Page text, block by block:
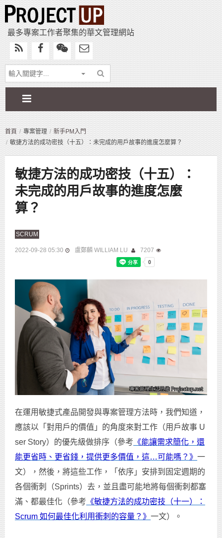
最多專案工作者聚集的華文管理網站
首頁 專案管理
新手PM入門
敏捷方法的成功密技（十五）：未完成的用戶故事的進度怎麼算？
敏捷方法的成功密技（十五）：
未完成的用戶故事的進度怎麼
算？
SCRUM
2022-09-28 05:30 盧鄭麟 WILLIAM LU 7207
在運用敏捷式產品開發與專案管理方法時，我們知道，
應該以「對用戶的價值」的角度來對工作（用戶故事 U
ser Story）的優先級做排序（參考 《能讓需求簡化，還
能更省時、更省錢，提供更多價值，這…可能嗎？》 一
文），然後，將這些工作，「依序」安排到固定週期的
各個衝刺（Sprints）去，並且盡可能地將每個衝刺都塞
滿、都最佳化（參考 《敏捷方法的成功密技（十一）：
Scrum 如何最佳化利用衝刺的容量？》 一文）。